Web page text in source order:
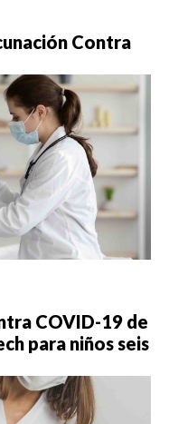
Contra
COVID-19 de
para niños seis